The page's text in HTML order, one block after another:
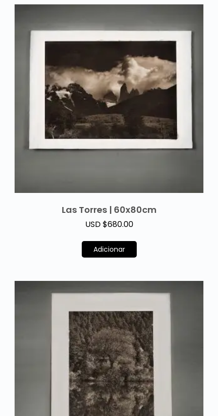
Las Torres | 60x80cm
USD $680.00
Adicionar